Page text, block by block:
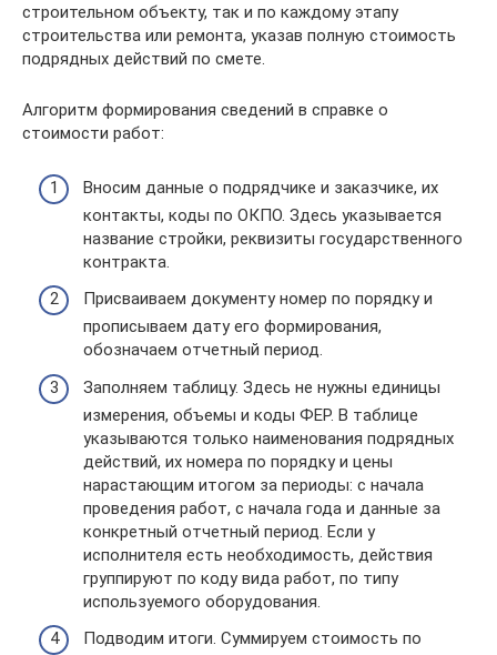
строительном объекту, так и по каждому этапу
строительства или ремонта, указав полную стоимость
подрядных действий по смете.
Алгоритм формирования сведений в справке о
стоимости работ:
Вносим данные о подрядчике и заказчике, их
контакты, коды по ОКПО. Здесь указывается
название стройки, реквизиты государственного
контракта.
Присваиваем документу номер по порядку и
прописываем дату его формирования,
обозначаем отчетный период.
Заполняем таблицу. Здесь не нужны единицы
измерения, объемы и коды ФЕР. В таблице
указываются только наименования подрядных
действий, их номера по порядку и цены
нарастающим итогом за периоды: с начала
проведения работ, с начала года и данные за
конкретный отчетный период. Если у
исполнителя есть необходимость, действия
группируют по коду вида работ, по типу
используемого оборудования.
Подводим итоги. Суммируем стоимость по